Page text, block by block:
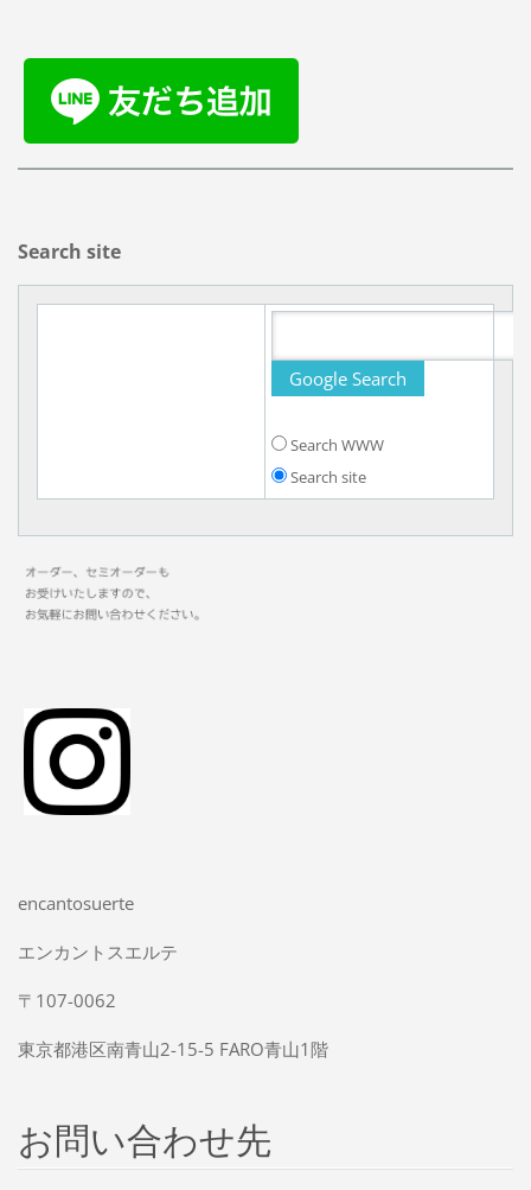
Search site
Search WWW
Search site
encantosuerte
エンカントスエルテ
〒107-0062
東京都港区南青山2-15-5 FARO青山1階
お問い合わせ先